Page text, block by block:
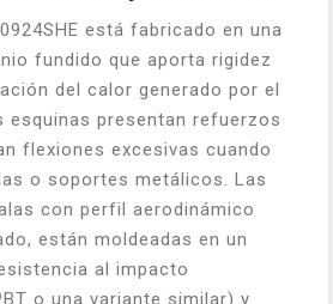
está fabricado en una
fundido que aporta rigidez
del calor generado por el
esquinas presentan refuerzos
flexiones excesivas cuando
o soportes metálicos. Las
con perfil aerodinámico
están moldeadas en un
al impacto
o una variante similar) y